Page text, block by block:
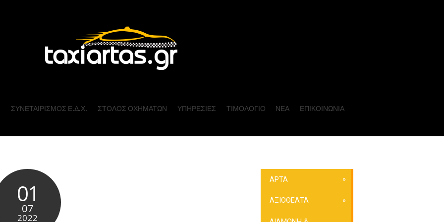
ΣΥΝΕΤΑΙΡΙΣΜΟΣ Ε.Δ.Χ. ΣΤΟΛΟΣ ΟΧΗΜΑΤΩΝ ΥΠΗΡΕΣΙΕΣ ΤΙΜΟΛΟΓΙΟ ΝΕΑ ΕΠΙΚΟΙΝΩΝΙΑ
01
07
2022
ΑΡΤΑ
ΑΞΙΟΘΕΑΤΑ